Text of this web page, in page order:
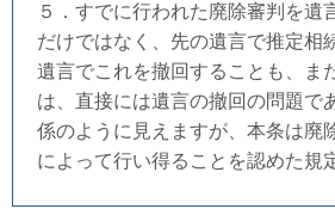
５．すでに行われた廃除審判を遺
だけではなく、先の遺言で推定相
遺言でこれを撤回することも、ま
は、直接には遺言の撤回の問題で
係のように見えますが、本条は廃
によって行い得ることを認めた規